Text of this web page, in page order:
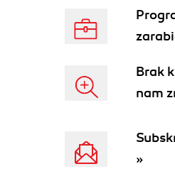
Brak
nam
»